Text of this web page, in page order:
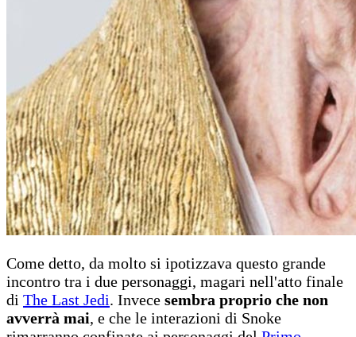
Come detto, da molto si ipotizzava questo grande
incontro tra i due personaggi, magari nell'atto finale
di The Last Jedi. Invece sembra proprio che non
avverrà mai, e che le interazioni di Snoke